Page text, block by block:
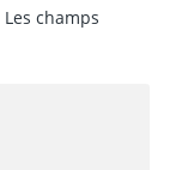
Les champs